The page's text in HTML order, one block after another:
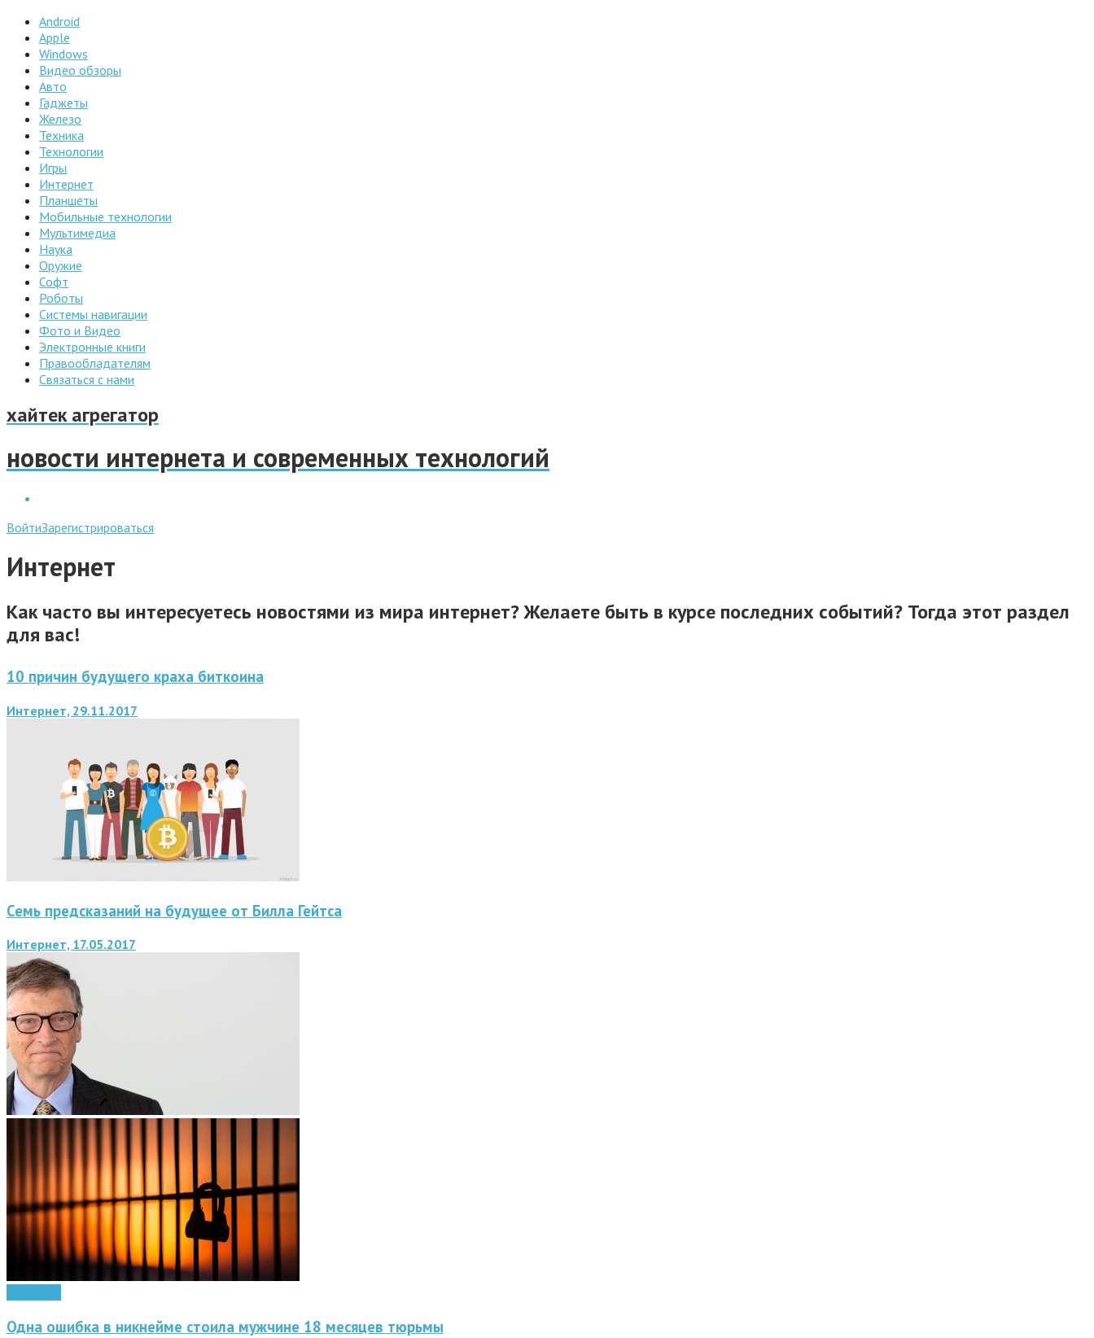
Android
Apple
Windows
Видео обзоры
Авто
Гаджеты
Железо
Техника
Технологии
Игры
Интернет
Планшеты
Мобильные технологии
Мультимедиа
Наука
Оружие
Софт
Роботы
Системы навигации
Фото и Видео
Электронные книги
Правообладателям
Связаться с нами
хайтек агрегатор
новости интернета и современных технологий
ВойтиЗарегистрироваться
Интернет
Как часто вы интересуетесь новостями из мира интернет? Желаете быть в курсе последних событий? Тогда этот раздел
для вас!
10 причин будущего краха биткоина
Интернет, 29.11.2017
Семь предсказаний на будущее от Билла Гейтса
Интернет, 17.05.2017
Одна ошибка в никнейме стоила мужчине 18 месяцев тюрьмы